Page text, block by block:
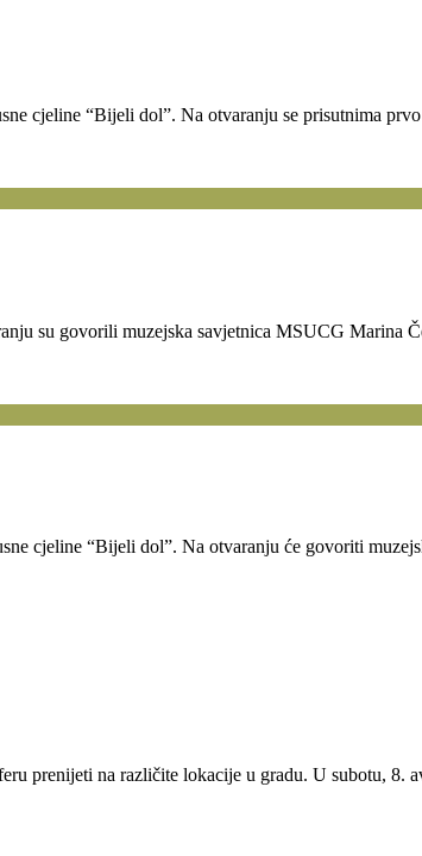
cjeline “Bijeli dol”. Na otvaranju se prisutnima
su govorili muzejska savjetnica MSUCG Marina
cjeline “Bijeli dol”. Na otvaranju će govoriti
prenijeti na različite lokacije u gradu. U subotu, 8.